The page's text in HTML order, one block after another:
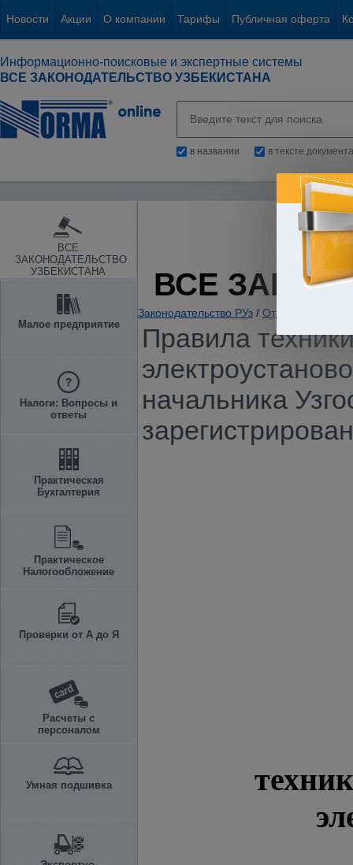
Новости Акции О компании Тарифы Публичная оферта
Информационно-поисковые и экспертные системы
ВСЕ ЗАКОНОДАТЕЛЬСТВО УЗБЕКИСТАНА
в названии в тексте документа
ВСЕ
ЗАКОНОДАТЕЛЬСТВО
УЗБЕКИСТАНА
Малое предприятие
Налоги: Вопросы и
ответы
Практическая
Бухгалтерия
Практическое
Налогообложение
Проверки от А до Я
Расчеты с
персоналом
Умная подшивка
ВСЕ
Законодательство РУз / Отдельные
Правила
начальника